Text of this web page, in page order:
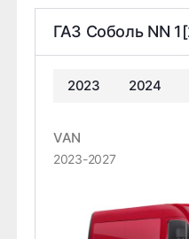
ГАЗ Соболь NN
2023 2024
VAN
2023-2027